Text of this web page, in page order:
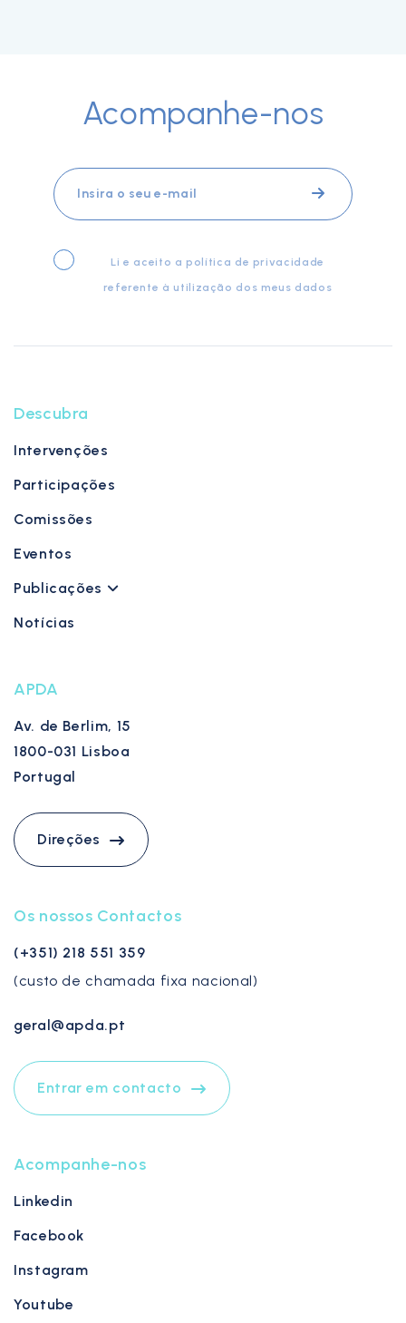
Acompanhe-nos
Li e aceito a política de privacidade
referente à utilização dos meus dados
Descubra
Intervenções
Participações
Comissões
Eventos
Publicações
Notícias
APDA
Av. de Berlim, 15
1800-031 Lisboa
Portugal
Direções
Os nossos Contactos
(+351) 218 551 359
(custo de chamada fixa nacional)
geral@apda.pt
Entrar em contacto
Acompanhe-nos
Linkedin
Facebook
Instagram
Youtube